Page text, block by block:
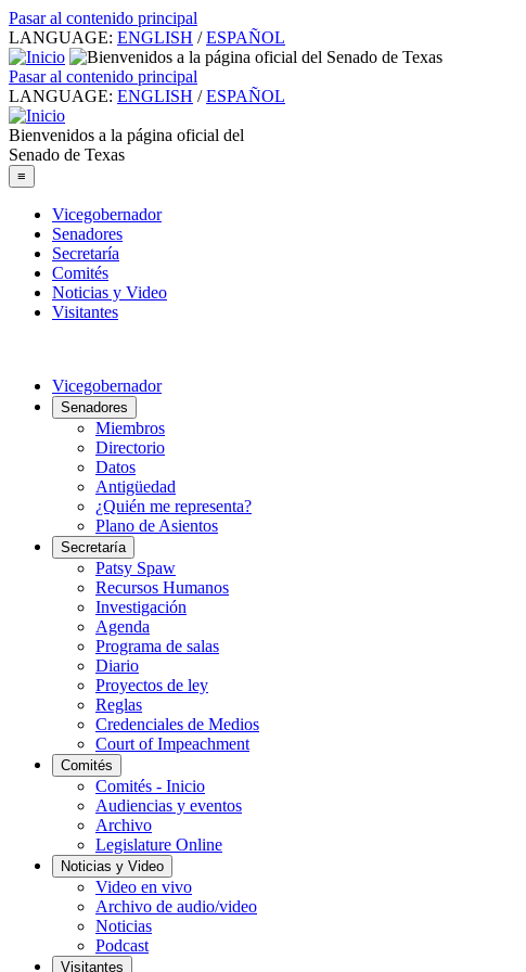
Pasar al contenido principal
LANGUAGE: ENGLISH / ESPAÑOL
Pasar al contenido principal
LANGUAGE: ENGLISH / ESPAÑOL
Bienvenidos a la página oficial del
Senado de Texas
≡
Vicegobernador
Senadores
Secretaría
Comités
Noticias y Video
Visitantes
Vicegobernador
Senadores
Miembros
Directorio
Datos
Antigüedad
¿Quién me representa?
Plano de Asientos
Secretaría
Patsy Spaw
Recursos Humanos
Investigación
Agenda
Programa de salas
Diario
Proyectos de ley
Reglas
Credenciales de Medios
Court of Impeachment
Comités
Comités - Inicio
Audiencias y eventos
Archivo
Legislature Online
Noticias y Video
Video en vivo
Archivo de audio/video
Noticias
Podcast
Visitantes